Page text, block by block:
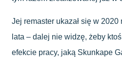
Jej remaster ukazał się w 2020
lata – dalej nie widzę, żeby
efekcie pracy, jaką Skunkape